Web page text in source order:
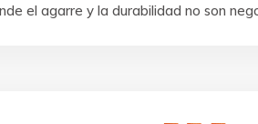
el agarre y la durabilidad no son